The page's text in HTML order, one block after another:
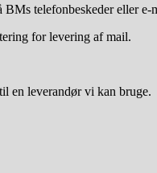
telefonbeskeder eller e-
for levering af mail.
en leverandør vi kan bruge.